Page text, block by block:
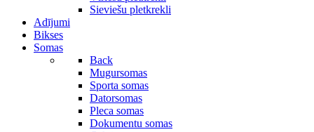
Sieviešu pletkrekli
Adījumi
Bikses
Somas
Back
Mugursomas
Sporta somas
Datorsomas
Pleca somas
Dokumentu somas